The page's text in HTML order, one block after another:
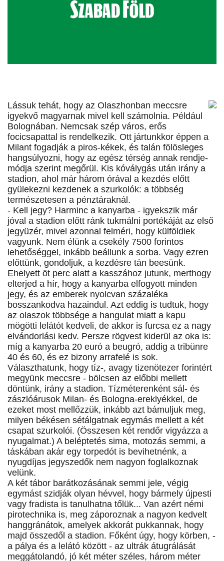
Lássuk tehát, hogy az Olaszhonban meccsre
igyekvő magyarnak mivel kell számolnia. Például
Bolognában. Nemcsak szép város, erős
focicsapattal is rendelkezik. Ott jártunkkor éppen a
Milant fogadják a piros-kékek, és talán fölösleges
hangsúlyozni, hogy az egész térség annak rendje-
módja szerint megőrül. Kis kóválygás után irány a
stadion, ahol már három órával a kezdés előtt
gyülekezni kezdenek a szurkolók: a többség
természetesen a pénztáraknál.
- Kell jegy? Harminc a kanyarba - igyekszik már
jóval a stadion előtt ránk tukmálni portékáját az első
jegyüzér, mivel azonnal felméri, hogy külföldiek
vagyunk. Nem élünk a csekély 7500 forintos
lehetőséggel, inkább beállunk a sorba. Vagy ezren
előttünk, gondoljuk, a kezdésre tán beesünk.
Ehelyett öt perc alatt a kasszához jutunk, merthogy
elterjed a hír, hogy a kanyarba elfogyott minden
jegy, és az emberek nyolcvan százaléka
bosszankodva hazaindul. Azt eddig is tudtuk, hogy
az olaszok többsége a hangulat miatt a kapu
mögötti lelátót kedveli, de akkor is furcsa ez a nagy
elvándorlási kedv. Persze rögvest kiderül az oka is:
míg a kanyarba 20 euró a beugró, addig a tribünre
40 és 60, és ez bizony arrafelé is sok.
Választhatunk, hogy tíz-, avagy tizenötezer forintért
megyünk meccsre - bölcsen az előbbi mellett
döntünk, irány a stadion. Tízméterenként sál- és
zászlóárusok Milan- és Bologna-ereklyékkel, de
ezeket most mellőzzük, inkább azt bámuljuk meg,
milyen békésen sétálgatnak egymás mellett a két
csapat szurkolói. (Összesen két rendőr vigyázza a
nyugalmat.) A beléptetés sima, motozás semmi, a
táskában akár egy torpedót is bevihetnénk, a
nyugdíjas jegyszedők nem nagyon foglalkoznak
velünk.
A két tábor barátkozásának semmi jele, végig
egymást szidják olyan hévvel, hogy bármely újpesti
vagy fradista is tanulhatna tőlük... Van azért némi
pirotechnika is, meg záporoznak a nagyon kedvelt
hanggránátok, amelyek akkorát pukkannak, hogy
majd összedől a stadion. Főként úgy, hogy körben, -
a pálya és a lelátó között - az ultrák átugrálását
meggátolandó, jó két méter széles, három méter